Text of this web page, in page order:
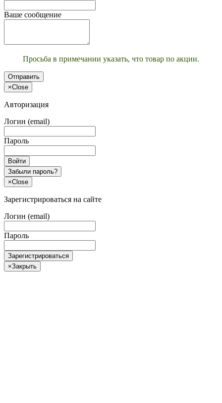
Ваше сообщение
Просьба в примечании указать, что товар по акции.
Отправить
×Close
Авторизация
Логин (email)
Пароль
Войти
Забыли пароль?
×Close
Зарегистрироваться на сайте
Логин (email)
Пароль
Зарегистрироваться
×Закрыть